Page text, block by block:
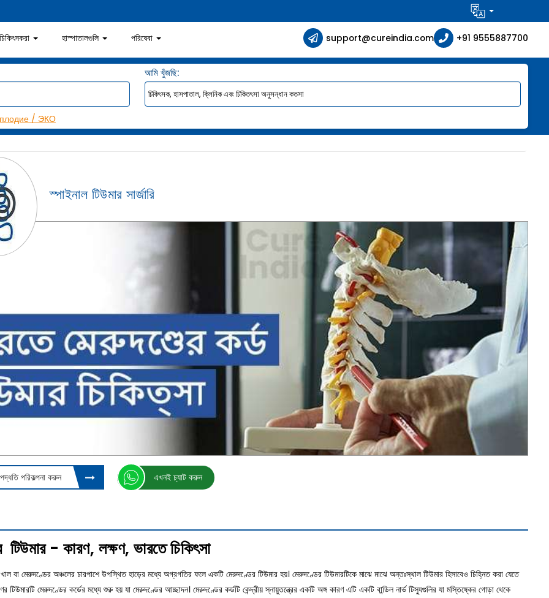
চিকিৎসকরা হাস্পাতালগুলি পরিষেবা support@cureindia.com +91 9555887700
আমি খুঁজছি:
/ ЭКО
স্পাইনাল টিউমার সার্জারি
পরিকল্পনা করুন এখনই চ্যাট করুন
- কারণ, লক্ষণ, ভারতে চিকিৎসা
বা মেরুদণ্ডের অঞ্চলের চারপাশে উপস্থিত হাড়ের মধ্যে অগ্রগতির ফলে একটি মেরুদণ্ডের টিউমার হয়। মেরুদণ্ডের টিউমারটিকে মাঝে মাঝে অন্তঃস্থাল টিউমার হিসাবেও চিহ্নিত করা যেতে
টিউমারটি মেরুদণ্ডের কর্ডের মধ্যে শুরু হয় যা মেরুদণ্ডের আচ্ছাদন। মেরুদণ্ডের কর্ডটি কেন্দ্রীয় স্নায়ুতন্ত্রের একটি অঙ্গ কারণ এটি একটি বান্ডিল নার্ভ টিস্যুগুলির যা মস্তিষ্কের গোড়া থেকে